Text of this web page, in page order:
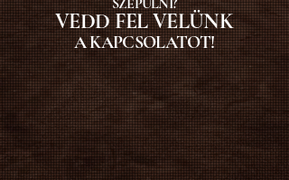
SZÉPÜLNI?
VEDD FEL VELÜNK
A KAPCSOLATOT!